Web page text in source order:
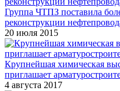
Группа ЧТПЗ поставила
реконструкции
20 июля 2015
Крупнейшая химическая
приглашает
4 августа 2017